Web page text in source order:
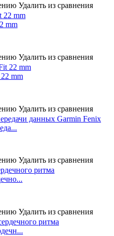
Удалить из сравнения
mm
Удалить из сравнения
mm
Удалить из сравнения
Удалить из сравнения
Удалить из сравнения